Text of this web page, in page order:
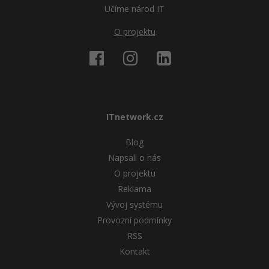
Elektronický podpis
Učíme národ IT
O projektu
ITnetwork.cz
Blog
Napsali o nás
O projektu
Reklama
Vývoj systému
Provozní podmínky
RSS
Kontakt